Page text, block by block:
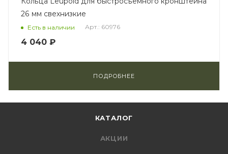
26 мм свехнизкие
Есть в наличии Арт.: 60976
4 040 ₽
ПОДРОБНЕЕ
КАТАЛОГ
АКЦИИ